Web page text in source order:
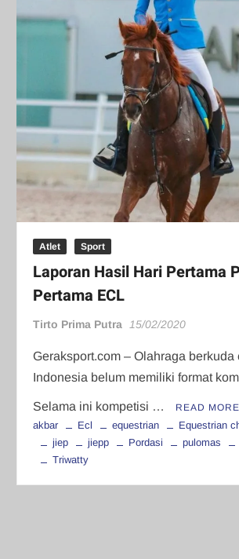
Atlet Sport
Laporan Hasil Hari Pertama
Pertama ECL
Tirto Prima Putra 15/02/2020
Geraksport.com – Olahraga berkuda
Indonesia belum memiliki format
Selama ini kompetisi … READ MORE
akbar Ecl equestrian
Equestrian
jiep
jiepp Pordasi pulomas
Triwatty